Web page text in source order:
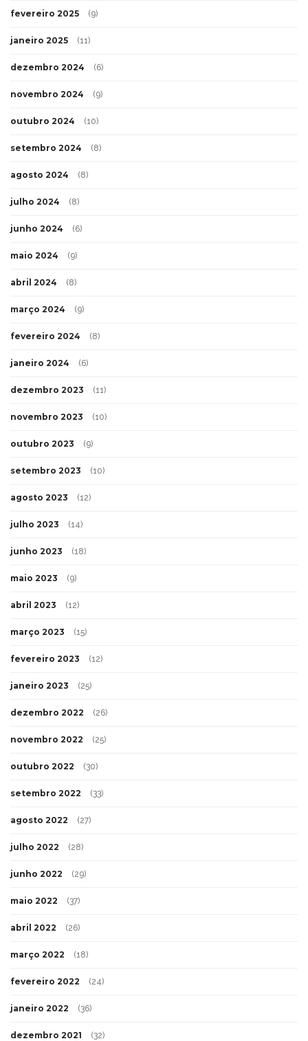
fevereiro 2025 (9)
janeiro 2025 (11)
dezembro 2024 (6)
novembro 2024 (9)
outubro 2024 (10)
setembro 2024 (8)
agosto 2024 (8)
julho 2024 (8)
junho 2024 (6)
maio 2024 (9)
abril 2024 (8)
março 2024 (9)
fevereiro 2024 (8)
janeiro 2024 (6)
dezembro 2023 (11)
novembro 2023 (10)
outubro 2023 (9)
setembro 2023 (10)
agosto 2023 (12)
julho 2023 (14)
junho 2023 (18)
maio 2023 (9)
abril 2023 (12)
março 2023 (15)
fevereiro 2023 (12)
janeiro 2023 (25)
dezembro 2022 (26)
novembro 2022 (25)
outubro 2022 (30)
setembro 2022 (33)
agosto 2022 (27)
julho 2022 (28)
junho 2022 (29)
maio 2022 (37)
abril 2022 (26)
março 2022 (18)
fevereiro 2022 (24)
janeiro 2022 (36)
dezembro 2021 (32)